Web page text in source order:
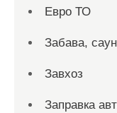
Евро ТО
Забава,
Завхоз
Заправка